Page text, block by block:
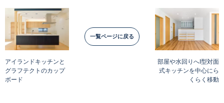
アイランドキッチンと
グラフテクトのカップ
ボード
一覧ページに戻る
部屋や水回りへI型対面
式キッチンを中心にら
くらく移動